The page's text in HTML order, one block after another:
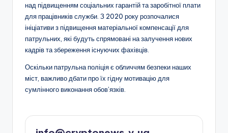
над підвищенням соціальних гарантій та заробітної плати
для працівників служби. З 2020 року розпочалися
ініціативи з підвищення матеріальної компенсації для
патрульних, які будуть спрямовані на залучення нових
кадрів та збереження існуючих фахівців.
Оскільки патрульна поліція є обличчям безпеки наших
міст, важливо дбати про їх гідну мотивацію для
сумлінного виконання обов’язків.